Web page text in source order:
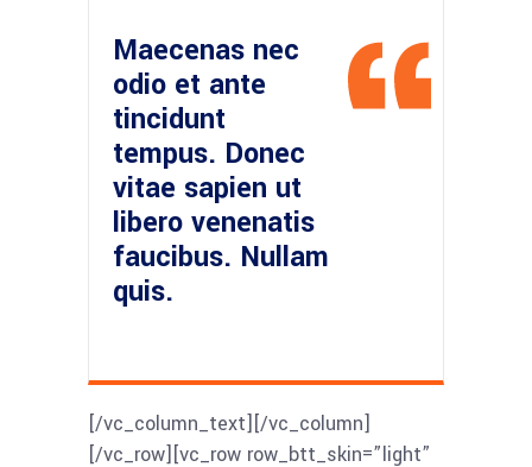
Maecenas nec
odio et ante
tincidunt
tempus. Donec
vitae sapien ut
libero venenatis
faucibus. Nullam
quis.
[/vc_column_text][/vc_column]
[/vc_row][vc_row row_btt_skin=”light”